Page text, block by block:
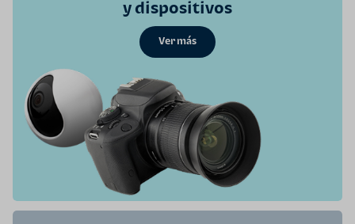
y dispositivos
Ver más